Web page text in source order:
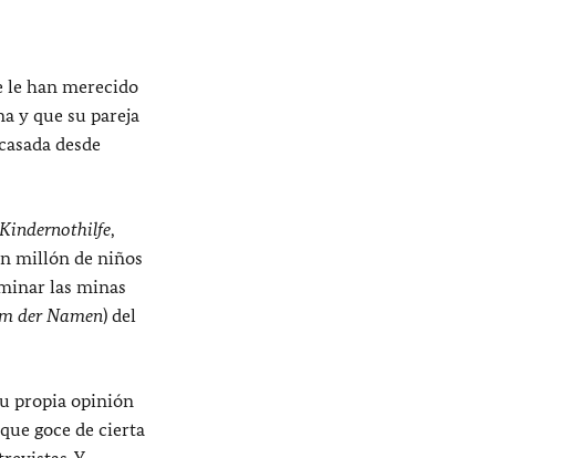
le han merecido
y que su pareja
desde
Kindernothilfe,
millón de niños
las minas
der Namen) del
propia opinión
goce de cierta